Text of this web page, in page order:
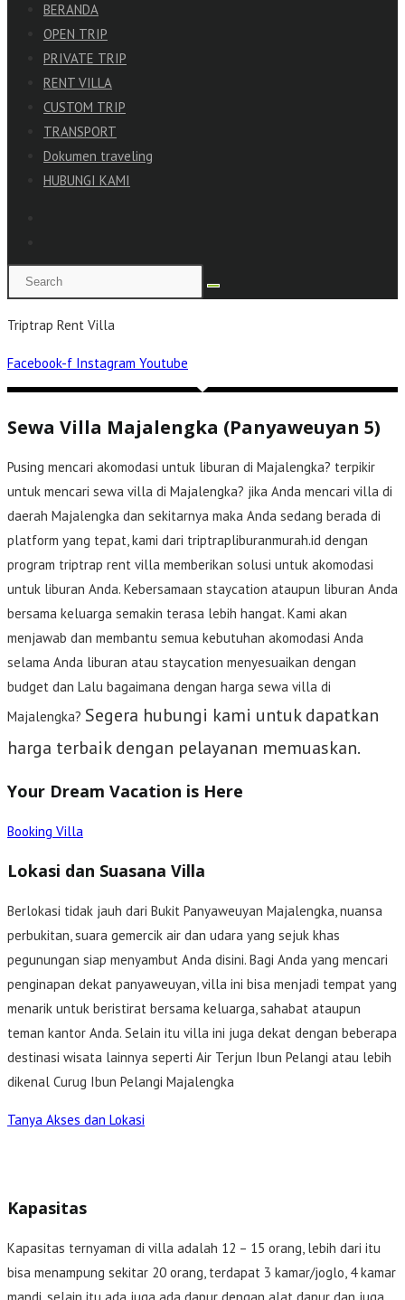
BERANDA
OPEN TRIP
PRIVATE TRIP
RENT VILLA
CUSTOM TRIP
TRANSPORT
Dokumen traveling
HUBUNGI KAMI
Triptrap Rent Villa
Facebook-f Instagram Youtube
Sewa Villa Majalengka (Panyaweuyan 5)
Pusing mencari akomodasi untuk liburan di Majalengka? terpikir
untuk mencari sewa villa di Majalengka? jika Anda mencari villa di
daerah Majalengka dan sekitarnya maka Anda sedang berada di
platform yang tepat, kami dari triptrapliburanmurah.id dengan
program triptrap rent villa memberikan solusi untuk akomodasi
untuk liburan Anda. Kebersamaan staycation ataupun liburan Anda
bersama keluarga semakin terasa lebih hangat. Kami akan
menjawab dan membantu semua kebutuhan akomodasi Anda
selama Anda liburan atau staycation menyesuaikan dengan
budget dan Lalu bagaimana dengan harga sewa villa di
Majalengka? Segera hubungi kami untuk dapatkan
harga terbaik dengan pelayanan memuaskan.
Your Dream Vacation is Here
Booking Villa
Lokasi dan Suasana Villa
Berlokasi tidak jauh dari Bukit Panyaweuyan Majalengka, nuansa
perbukitan, suara gemercik air dan udara yang sejuk khas
pegunungan siap menyambut Anda disini. Bagi Anda yang mencari
penginapan dekat panyaweuyan, villa ini bisa menjadi tempat yang
menarik untuk beristirat bersama keluarga, sahabat ataupun
teman kantor Anda. Selain itu villa ini juga dekat dengan beberapa
destinasi wisata lainnya seperti Air Terjun Ibun Pelangi atau lebih
dikenal Curug Ibun Pelangi Majalengka
Tanya Akses dan Lokasi
Kapasitas
Kapasitas ternyaman di villa adalah 12 – 15 orang, lebih dari itu
bisa menampung sekitar 20 orang, terdapat 3 kamar/joglo, 4 kamar